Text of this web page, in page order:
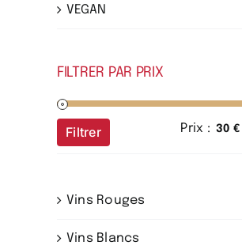
VEGAN
FILTRER PAR PRIX
Filtrer Prix : 30 €
Vins Rouges
Vins Blancs